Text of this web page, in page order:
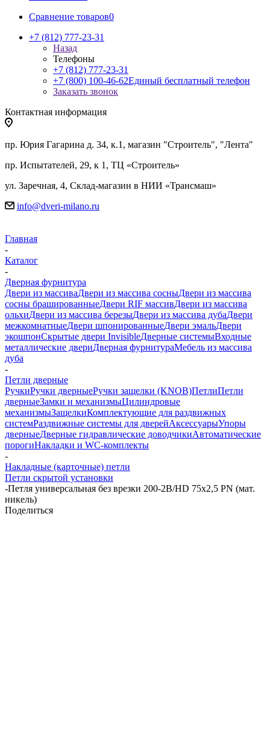
Сравнение товаров0
+7 (812) 777-23-31
Назад
Телефоны
+7 (812) 777-23-31
+7 (800) 100-46-62Единый бесплатный телефон
Заказать звонок
Контактная информация
пр. Юрия Гагарина д. 34, к.1, магазин "Строитель", "Лента"
пр. Испытателей, 29, к 1, ТЦ «Строитель»
ул. Заречная, 4, Склад-магазин в НИИ «Трансмаш»
info@dveri-milano.ru
Главная
-
Каталог
-
Дверная фурнитура
Двери из массиваДвери из массива сосныДвери из массива
сосны брашированныеДвери RIF массивДвери из массива
ольхиДвери из массива березыДвери из массива дубаДвери
межкомнатныеДвери шпонированныеДвери эмальДвери
экошпонСкрытые двери InvisibleДверные системыВходные
металлические двериДверная фурнитураМебель из массива
дуба
-
Петли дверные
РучкиРучки дверныеРучки защелки (KNOB)ПетлиПетли
дверныеЗамки и механизмыЦилиндровые
механизмыЗащелкиКомплектующие для раздвижных
системРаздвижные системы для дверейАксессуарыУпоры
дверныеДверные гидравлические доводчикиАвтоматические
порогиНакладки и WC-комплекты
-
Накладные (карточные) петли
Петли скрытой установки
-Петля универсальная без врезки 200-2B/HD 75x2,5 PN (мат.
никель)
Поделиться